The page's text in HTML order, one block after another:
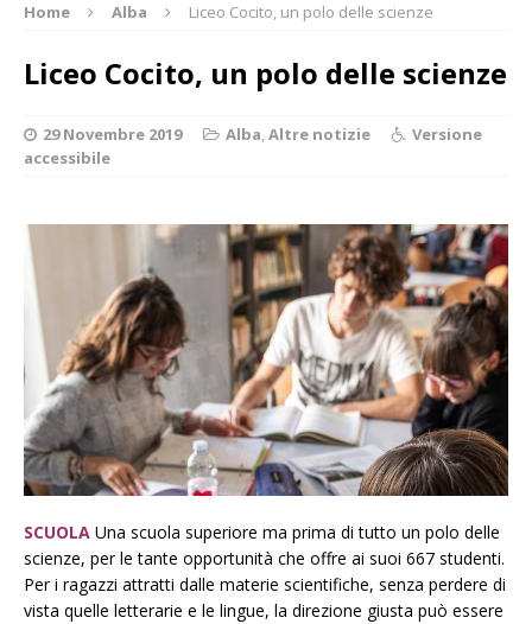
Home Alba Liceo Cocito, un polo delle scienze
Liceo Cocito, un polo delle scienze
29 Novembre 2019 Alba,Altre notizie
Versione
accessibile
SCUOLA Una scuola superiore ma prima di tutto un polo delle
scienze, per le tante opportunità che offre ai suoi 667 studenti.
Per i ragazzi attratti dalle materie scientifiche, senza perdere di
vista quelle letterarie e le lingue, la direzione giusta può essere